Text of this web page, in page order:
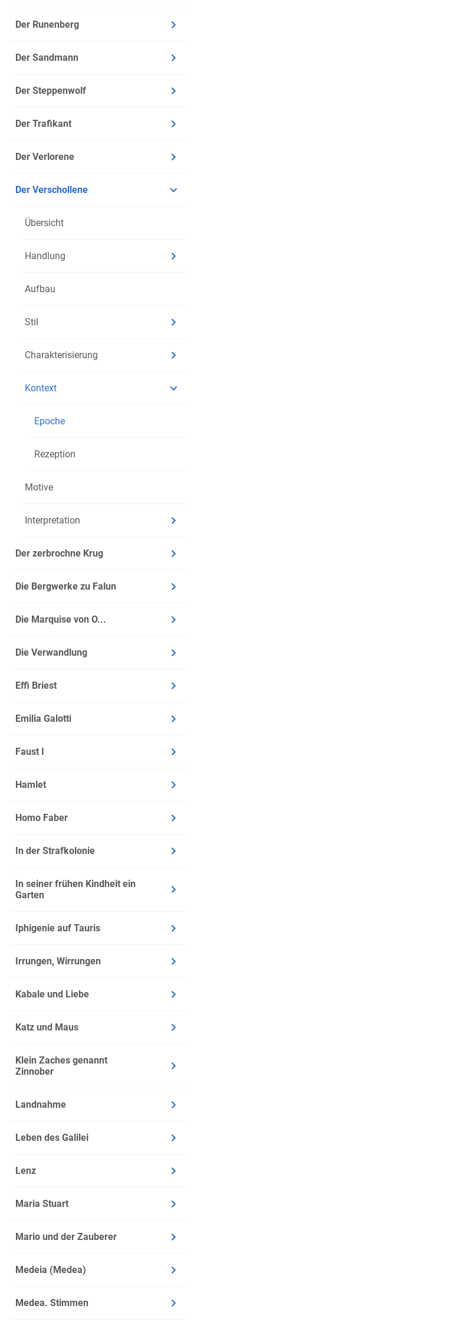
Der Runenberg
Der Sandmann
Der Steppenwolf
Der Trafikant
Der Verlorene
Der Verschollene
Übersicht
Handlung
Aufbau
Stil
Charakterisierung
Kontext
Epoche
Rezeption
Motive
Interpretation
Der zerbrochne Krug
Die Bergwerke zu Falun
Die Marquise von O...
Die Verwandlung
Effi Briest
Emilia Galotti
Faust I
Hamlet
Homo Faber
In der Strafkolonie
In seiner frühen Kindheit ein
Garten
Iphigenie auf Tauris
Irrungen, Wirrungen
Kabale und Liebe
Katz und Maus
Klein Zaches genannt
Zinnober
Landnahme
Leben des Galilei
Lenz
Maria Stuart
Mario und der Zauberer
Medeia (Medea)
Medea. Stimmen